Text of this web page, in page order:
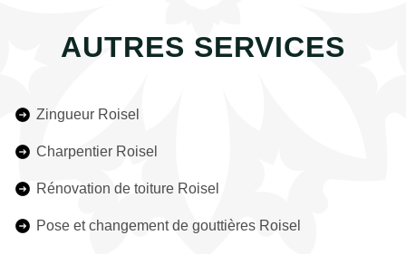
AUTRES SERVICES
Zingueur Roisel
Charpentier Roisel
Rénovation de toiture Roisel
Pose et changement de gouttières Roisel